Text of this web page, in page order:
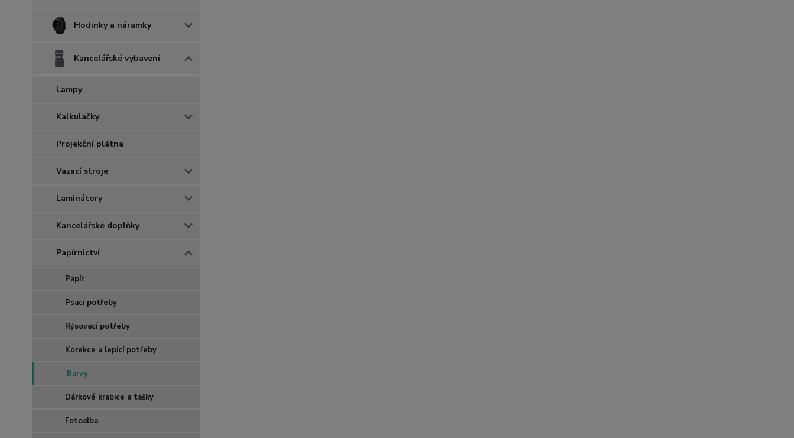
Hodinky a náramky
Kancelářské vybavení
Lampy
Kalkulačky
Projekční plátna
Vazací stroje
Laminátory
Kancelářské doplňky
Papírnictví
Papír
Psací potřeby
Rýsovací potřeby
Korekce a lepicí potřeby
Barvy
Dárkové krabice a tašky
Fotoalba